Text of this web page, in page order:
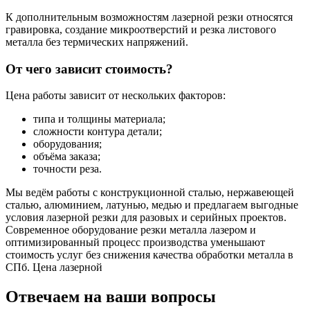
К дополнительным возможностям лазерной резки относятся
гравировка, создание микроотверстий и резка листового
металла без термических напряжений.
От чего зависит стоимость?
Цена работы зависит от нескольких факторов:
типа и толщины материала;
сложности контура детали;
оборудования;
объёма заказа;
точности реза.
Мы ведём работы с конструкционной сталью, нержавеющей
сталью, алюминием, латунью, медью и предлагаем выгодные
условия лазерной резки для разовых и серийных проектов.
Современное оборудование резки металла лазером и
оптимизированный процесс производства уменьшают
стоимость услуг без снижения качества обработки металла в
СПб. Цена лазерной
Отвечаем на ваши вопросы